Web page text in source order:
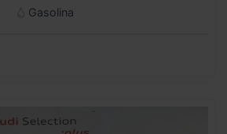
Gasolina